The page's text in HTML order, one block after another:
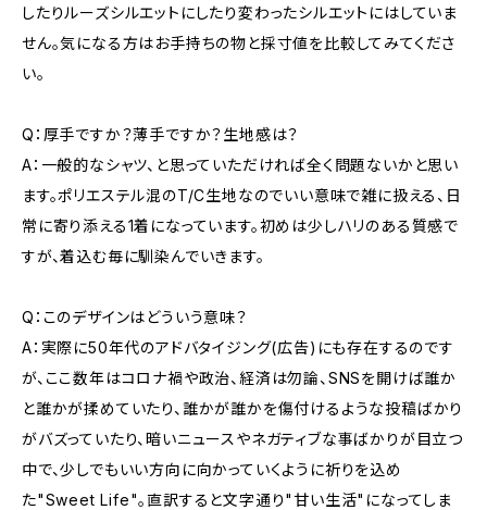
したりルーズシルエットにしたり変わったシルエットにはしていま
せん。気になる方はお手持ちの物と採寸値を比較してみてくださ
い。
Q：厚手ですか？薄手ですか？生地感は？
A：一般的なシャツ、と思っていただければ全く問題ないかと思い
ます。ポリエステル混のT/C生地なのでいい意味で雑に扱える、日
常に寄り添える1着になっています。初めは少しハリのある質感で
すが、着込む毎に馴染んでいきます。
Q：このデザインはどういう意味？
A：実際に50年代のアドバタイジング(広告)にも存在するのです
が、ここ数年はコロナ禍や政治、経済は勿論、SNSを開けば誰か
と誰かが揉めていたり、誰かが誰かを傷付けるような投稿ばかり
がバズっていたり、暗いニュースやネガティブな事ばかりが目立つ
中で、少しでもいい方向に向かっていくように祈りを込め
た"Sweet Life"。直訳すると文字通り"甘い生活"になってしま